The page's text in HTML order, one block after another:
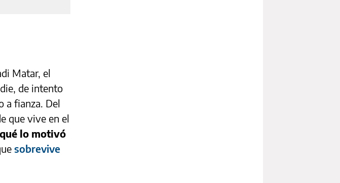
Matar, el
de intento
a fianza. Del
que vive en el
lo motivó
sobrevive